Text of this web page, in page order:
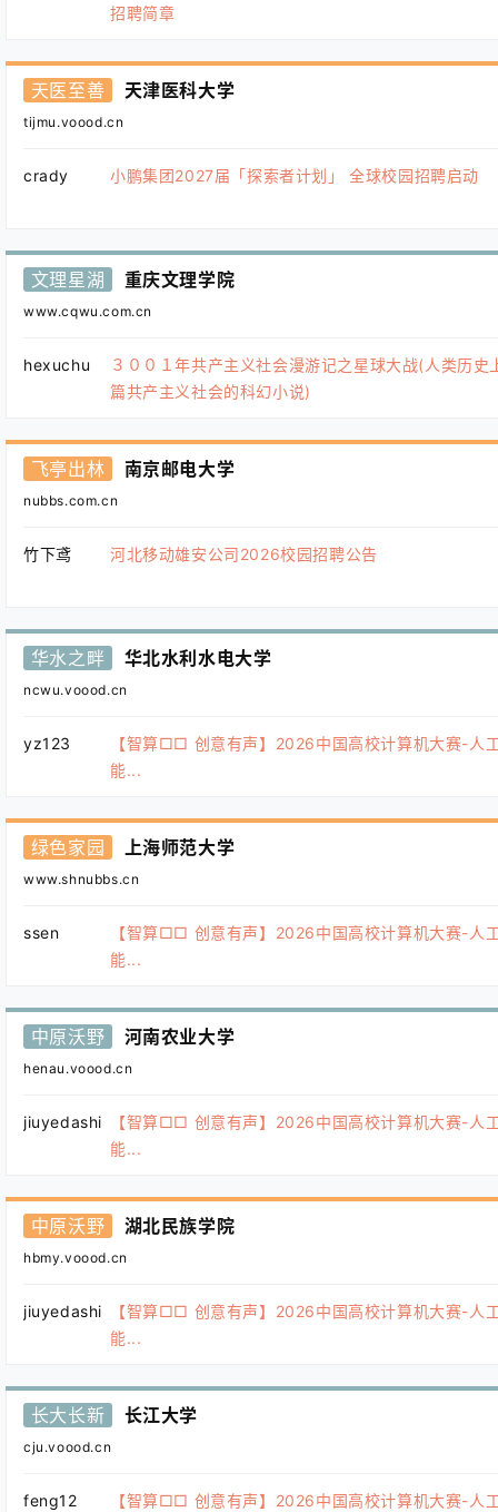
招聘简章
天医至善 天津医科大学
tijmu.voood.cn
crady 小鹏集团2027届「探索者计划」 全球校园招聘启动
文理星湖 重庆文理学院
www.cqwu.com.cn
hexuchu
３００１年共产主义社会漫游记之星球大战(人类历史
篇共产主义社会的科幻小说)
飞亭出林 南京邮电大学
nubbs.com.cn
竹下鸢 河北移动雄安公司2026校园招聘公告
华水之畔 华北水利水电大学
ncwu.voood.cn
yz123
【智算□□ 创意有声】2026中国高校计算机大赛-人
能...
绿色家园 上海师范大学
www.shnubbs.cn
ssen
【智算□□ 创意有声】2026中国高校计算机大赛-人
能...
中原沃野 河南农业大学
henau.voood.cn
jiuyedashi
【智算□□ 创意有声】2026中国高校计算机大赛-人
能...
中原沃野 湖北民族学院
hbmy.voood.cn
jiuyedashi
【智算□□ 创意有声】2026中国高校计算机大赛-人
能...
长大长新 长江大学
cju.voood.cn
feng12 【智算□□ 创意有声】2026中国高校计算机大赛-人